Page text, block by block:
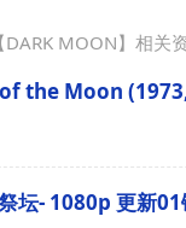
DARK MOON】相关
the Moon
坛- 1080p 更新